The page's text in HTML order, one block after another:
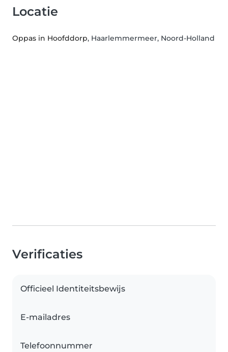
Locatie
Oppas in Hoofddorp, Haarlemmermeer, Noord-Holland
Verificaties
Officieel Identiteitsbewijs
E-mailadres
Telefoonnummer